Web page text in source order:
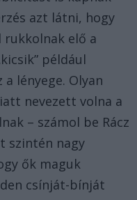
azt látni, hogy
rukkolnak elő a
például
lényege. Olyan
nevezett volna a
– számol be Rácz
szintén nagy
ők maguk
csínját-bínját